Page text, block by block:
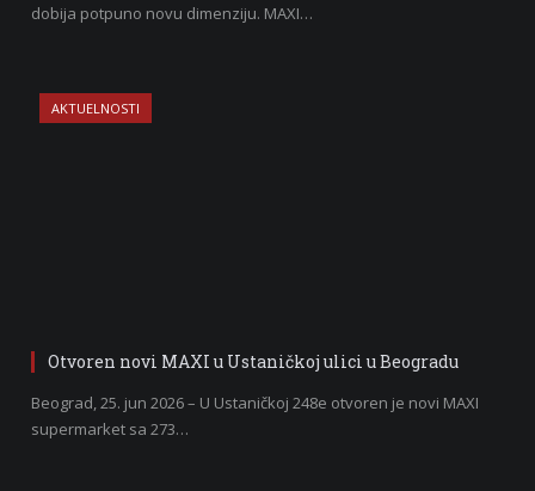
dobija potpuno novu dimenziju. MAXI…
AKTUELNOSTI
Otvoren novi MAXI u Ustaničkoj ulici u Beogradu
Beograd, 25. jun 2026 – U Ustaničkoj 248e otvoren je novi MAXI
supermarket sa 273…